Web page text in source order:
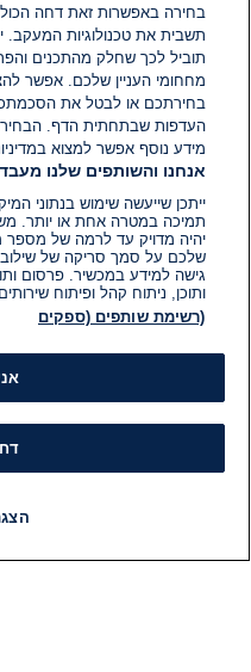
הוסף תגובה
בחירה באפשרות זאת דחה
תשבית את טכנולוגיות המעקב.
תוביל לכך שחלק מהתכנים
מחחומי העניין שלכם. אפשר
בחירתכם או לבטל את
העדפות שבתחתית הדף.
מידע נוסף אפשר למצוא
אנחנו והשותפים שלנו
ייתכן שייעשה שימוש בנתוני
תמיכה במטרה אחת או יותר.
יהיה מדויק עד לרמה של מספר
שלכם על סמך סריקה של שילוב
גישה למידע במכשיר. פרסום
ותוכן, ניתוח קהל ופיתוח
(רשימת שותפים (ספקים